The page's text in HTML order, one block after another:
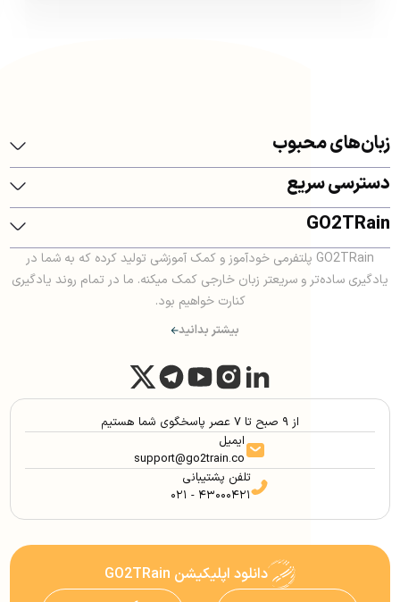
زبان‌های محبوب
دسترسی سریع
GO2TRain
GO2TRain پلتفرمی خودآموز و کمک آموزشی تولید کرده که به شما در
یادگیری ساده‌تر و سریعتر زبان خارجی کمک میکنه. ما در تمام روند یادگیری
کنارت خواهیم بود.
بیشتر بدانید
از ۹ صبح تا ۷ عصر پاسخگوی شما هستیم
ایمیل
support@go2train.co
تلفن پشتیبانی
۰۲۱ - ۴۳۰۰۰۴۲۱
دانلود اپلیکیشن GO2TRain